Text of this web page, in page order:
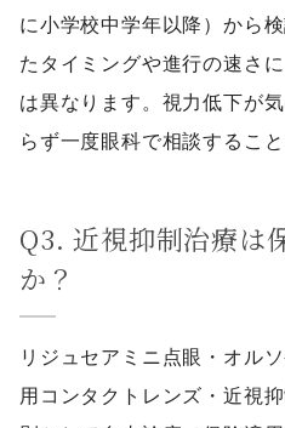
に小学校中学年以降）から
たタイミングや進行の速さ
は異なります。視力低下が
らず一度眼科で相談するこ
Q3. 近視抑制治療は
か？
リジュセアミニ点眼・オル
用コンタクトレンズ・近視